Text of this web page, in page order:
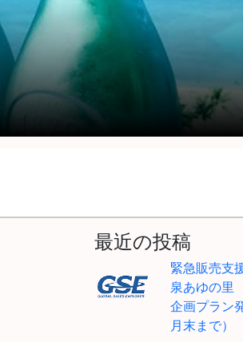
最近の投稿
緊急販売
泉あゆの
企画プラン
月末まで）